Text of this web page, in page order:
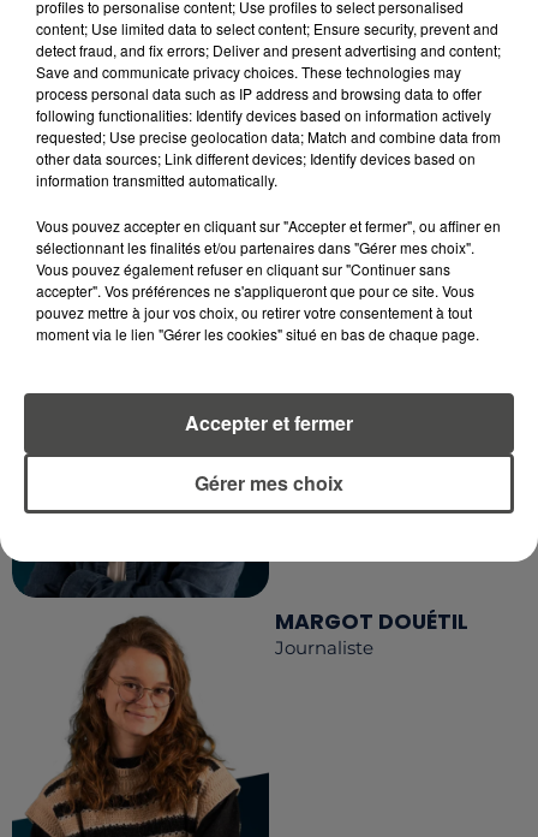
RETROUVEZ TOUTE L'ACTU DE LA RÉGION ET
RECEVEZ LES ALERTES INFOS DE LA RÉDACTION
EN TÉLÉCHARGEANT L'APPLICATION MOBILE
RCA
LA RÉDACTION
RCA
Voir toute l'équipe RCA
DIMITRI COUTAND
MARGOT DOUÉTIL
Journaliste
profiles to personalise content; Use profiles to select personalised
content; Use limited data to select content; Ensure security, prevent and
detect fraud, and fix errors; Deliver and present advertising and content;
Save and communicate privacy choices. These technologies may
process personal data such as IP address and browsing data to offer
following functionalities: Identify devices based on information actively
requested; Use precise geolocation data; Match and combine data from
other data sources; Link different devices; Identify devices based on
information transmitted automatically.
Vous pouvez accepter en cliquant sur "Accepter et fermer", ou affiner en
sélectionnant les finalités et/ou partenaires dans "Gérer mes choix".
Vous pouvez également refuser en cliquant sur "Continuer sans
accepter". Vos préférences ne s'appliqueront que pour ce site. Vous
pouvez mettre à jour vos choix, ou retirer votre consentement à tout
moment via le lien "Gérer les cookies" situé en bas de chaque page.
Gérer mes choix
Accepter et fermer